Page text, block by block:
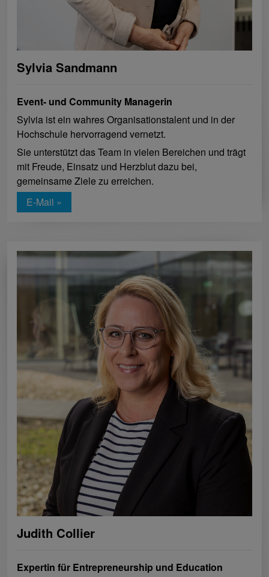
Sylvia Sandmann
Event- und Community Managerin
Sylvia ist ein wahres Organisationstalent und in der
Hochschule hervorragend vernetzt.
Sie unterstützt das Team in vielen Bereichen und trägt
mit Freude, Einsatz und Herzblut dazu bei,
gemeinsame Ziele zu erreichen.
E-Mail »
Judith Collier
Expertin für Entrepreneurship und Education